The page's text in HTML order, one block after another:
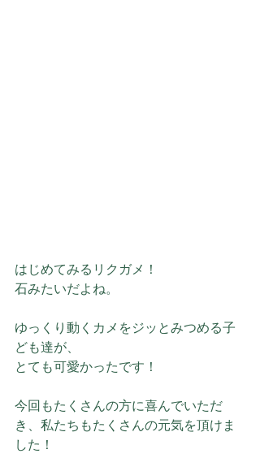
はじめてみるリクガメ！
石みたいだよね。
ゆっくり動くカメをジッとみつめる子
ども達が、
とても可愛かったです！
今回もたくさんの方に喜んでいただ
き、私たちもたくさんの元気を頂けま
した！